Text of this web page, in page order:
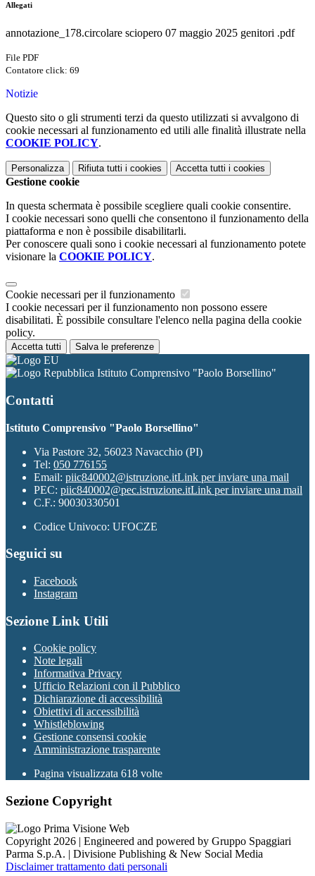
Allegati
annotazione_178.circolare sciopero 07 maggio 2025 genitori .pdf
File PDF
Contatore click: 69
Notizie
Questo sito o gli strumenti terzi da questo utilizzati si avvalgono di
cookie necessari al funzionamento ed utili alle finalità illustrate nella
COOKIE POLICY.
Personalizza Rifiuta tutti i cookies Accetta tutti i cookies
Gestione cookie
In questa schermata è possibile scegliere quali cookie consentire.
I cookie necessari sono quelli che consentono il funzionamento della
piattaforma e non è possibile disabilitarli.
Per conoscere quali sono i cookie necessari al funzionamento potete
visionare la COOKIE POLICY.
Cookie necessari per il funzionamento
I cookie necessari per il funzionamento non possono essere
disabilitati. È possibile consultare l'elenco nella pagina della cookie
policy.
Accetta tutti Salva le preferenze
Istituto Comprensivo "Paolo Borsellino"
Contatti
Istituto Comprensivo "Paolo Borsellino"
Via Pastore 32, 56023 Navacchio (PI)
Tel: 050 776155
Email: piic840002@istruzione.itLink per inviare una mail
PEC: piic840002@pec.istruzione.itLink per inviare una mail
C.F.: 90030330501
Codice Univoco: UFOCZE
Seguici su
Facebook
Instagram
Sezione Link Utili
Cookie policy
Note legali
Informativa Privacy
Ufficio Relazioni con il Pubblico
Dichiarazione di accessibilità
Obiettivi di accessibilità
Whistleblowing
Gestione consensi cookie
Amministrazione trasparente
Pagina visualizzata 618 volte
Sezione Copyright
Copyright 2026 | Engineered and powered by Gruppo Spaggiari
Parma S.p.A. | Divisione Publishing & New Social Media
Disclaimer trattamento dati personali